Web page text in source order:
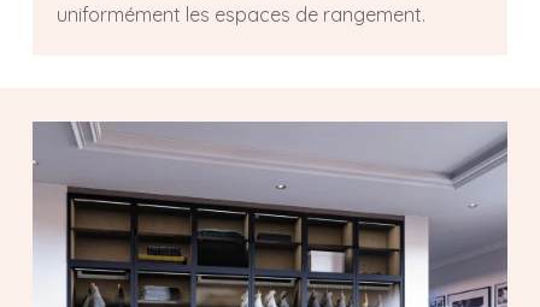
uniformément les espaces de rangement.